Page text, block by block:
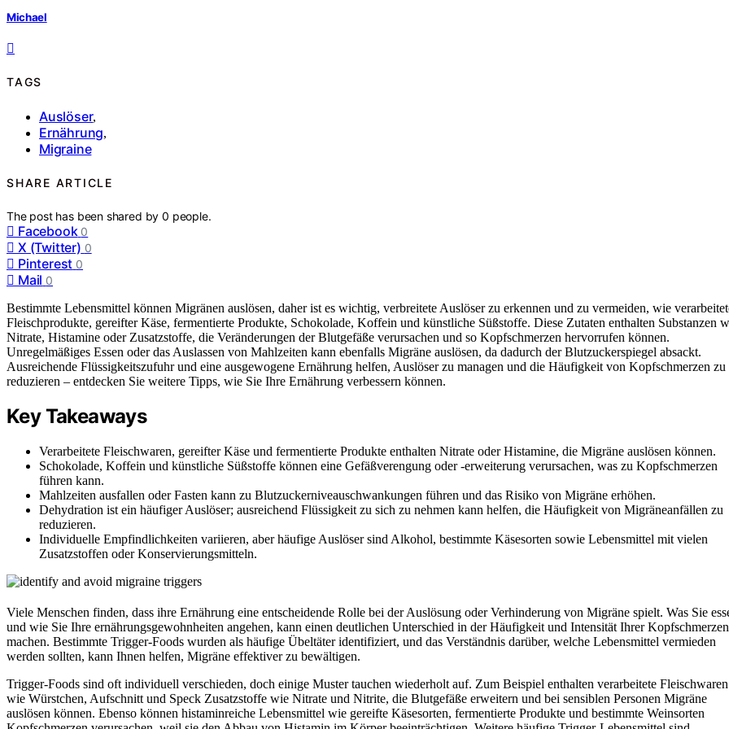
Michael
TAGS
Auslöser,
Ernährung,
Migraine
SHARE ARTICLE
The post has been shared by0 people.
Facebook 0
X (Twitter) 0
Pinterest 0
Mail 0
Bestimmte Lebensmittel können Migränen auslösen, daher ist es wichtig, verbreitete Auslöser zu erkennen und zu vermeiden, wie
Fleischprodukte, gereifter Käse, fermentierte Produkte, Schokolade, Koffein und künstliche Süßstoffe. Diese Zutaten enthalten Substanzen
Nitrate, Histamine oder Zusatzstoffe, die Veränderungen der Blutgefäße verursachen und so Kopfschmerzen hervorrufen können.
Unregelmäßiges Essen oder das Auslassen von Mahlzeiten kann ebenfalls Migräne auslösen, da dadurch der Blutzuckerspiegel absackt.
Ausreichende Flüssigkeitszufuhr und eine ausgewogene Ernährung helfen, Auslöser zu managen und die Häufigkeit von Kopfschmerzen zu
reduzieren – entdecken Sie weitere Tipps, wie Sie Ihre Ernährung verbessern können.
Key Takeaways
Verarbeitete Fleischwaren, gereifter Käse und fermentierte Produkte enthalten Nitrate oder Histamine, die Migräne auslösen können.
Schokolade, Koffein und künstliche Süßstoffe können eine Gefäßverengung oder -erweiterung verursachen, was zu Kopfschmerzen
führen kann.
Mahlzeiten ausfallen oder Fasten kann zu Blutzuckerniveauschwankungen führen und das Risiko von Migräne erhöhen.
Dehydration ist ein häufiger Auslöser; ausreichend Flüssigkeit zu sich zu nehmen kann helfen, die Häufigkeit von Migräneanfällen zu
reduzieren.
Individuelle Empfindlichkeiten variieren, aber häufige Auslöser sind Alkohol, bestimmte Käsesorten sowie Lebensmittel mit vielen
Zusatzstoffen oder Konservierungsmitteln.
Viele Menschen finden, dass ihre Ernährung eine entscheidende Rolle bei der Auslösung oder Verhinderung von Migräne spielt. Was Sie
und wie Sie Ihre ernährungsgewohnheiten angehen, kann einen deutlichen Unterschied in der Häufigkeit und Intensität Ihrer Kopfschmerzen
machen. Bestimmte Trigger-Foods wurden als häufige Übeltäter identifiziert, und das Verständnis darüber, welche Lebensmittel vermieden
werden sollten, kann Ihnen helfen, Migräne effektiver zu bewältigen.
Trigger-Foods sind oft individuell verschieden, doch einige Muster tauchen wiederholt auf. Zum Beispiel enthalten verarbeitete Fleischwaren
wie Würstchen, Aufschnitt und Speck Zusatzstoffe wie Nitrate und Nitrite, die Blutgefäße erweitern und bei sensiblen Personen Migräne
auslösen können. Ebenso können histaminreiche Lebensmittel wie gereifte Käsesorten, fermentierte Produkte und bestimmte Weinsorten